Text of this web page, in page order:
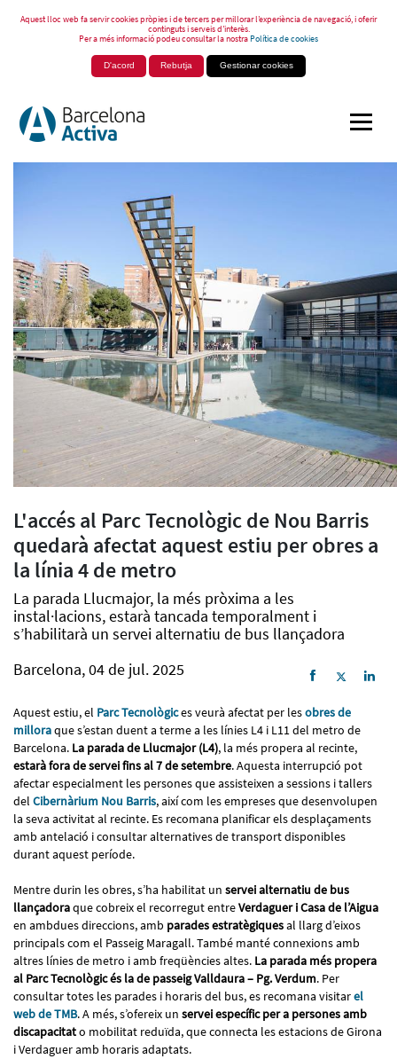
Aquest lloc web fa servir cookies pròpies i de tercers per millorar l’experiència de navegació, i oferir
continguts i serveis d’interès.
Per a més informació podeu consultar la nostraPolítica de cookies
D'acord Rebutja Gestionar cookies
L'accés al Parc Tecnològic de Nou Barris
quedarà afectat aquest estiu per obres a
la línia 4 de metro
La parada Llucmajor, la més pròxima a les
instal·lacions, estarà tancada temporalment i
s’habilitarà un servei alternatiu de bus llançadora
Barcelona, 04 de jul. 2025
Aquest estiu, el Parc Tecnològices veurà afectat per lesobres de
milloraque s’estan duent a terme a les línies L4 i L11 del metro de
Barcelona. La parada de Llucmajor (L4), la més propera al recinte,
estarà fora de servei fins al 7 de setembre. Aquesta interrupció pot
afectar especialment les persones que assisteixen a sessions i tallers
del Cibernàrium Nou Barris, així com les empreses que desenvolupen
la seva activitat al recinte. Es recomana planificar els desplaçaments
amb antelació i consultar alternatives de transport disponibles
durant aquest període.
Mentre durin les obres, s’ha habilitat un servei alternatiu de bus
llançadoraque cobreix el recorregut entreVerdaguer i Casa de l’Aigua
en ambdues direccions, amb parades estratègiquesal llarg d’eixos
principals com el Passeig Maragall. També manté connexions amb
altres línies de metro i amb freqüències altes. La parada més propera
al Parc Tecnològic és la de passeig Valldaura – Pg. Verdum. Per
consultar totes les parades i horaris del bus, es recomana visitarel
web de TMB. A més, s’ofereix un servei específic per a persones amb
discapacitato mobilitat reduïda, que connecta les estacions de Girona
i Verdaguer amb horaris adaptats.